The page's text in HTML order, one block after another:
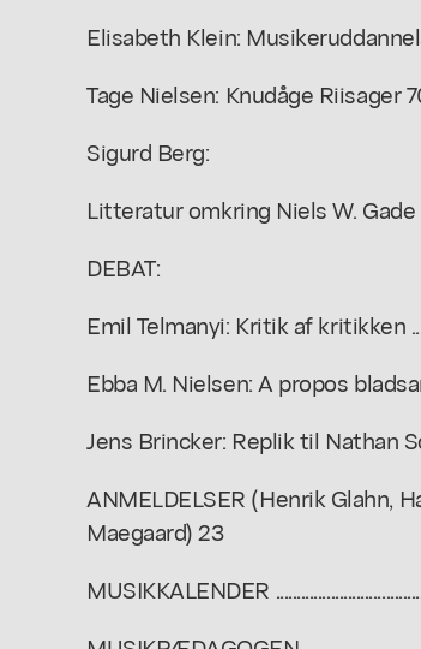
Elisabeth Klein:
Tage Nielsen: Knudåge Riisager
Sigurd Berg:
Litteratur omkring Niels W. Gade
DEBAT:
Emil Telmanyi: Kritik af kritikken
Ebba M. Nielsen: A propos
Jens Brincker: Replik til Nathan
ANMELDELSER (Henrik Glahn,
Maegaard) 23
MUSIKKALENDER